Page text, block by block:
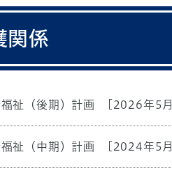
関係
祉（後期）計画 [2026年5
祉（中期）計画 [2024年5